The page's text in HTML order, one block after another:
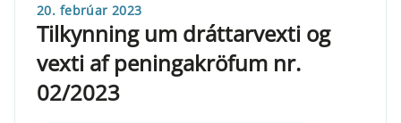
20. febrúar 2023
Tilkynning um dráttarvexti og
vexti af peningakröfum nr.
02/2023